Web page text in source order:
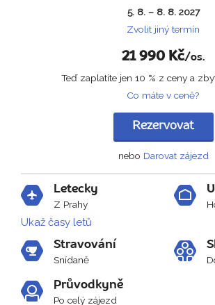
5. 8. – 8. 8. 2027
Zvolit jiný termín
21 990 Kč/os.
Teď zaplatíte jen 10 % z ceny a
Co máte v ceně?
Rezervovat
nebo Darovat zájezd
Letecky
Z Prahy
Ukaž časy letů
Stravování
Snídaně
Průvodkyně
Po celý zájezd